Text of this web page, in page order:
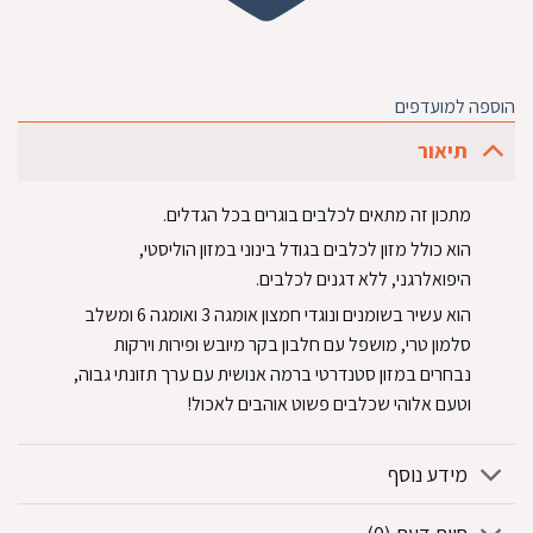
הוספה למועדפים
תיאור
‏מתכון זה מתאים לכלבים בוגרים בכל הגדלים.‏
‏הוא כולל מזון לכלבים בגודל בינוני במזון הוליסטי,
היפואלרגני, ללא דגנים לכלבים.‏
‏הוא עשיר בשומנים ונוגדי חמצון אומגה 3 ואומגה 6 ומשלב
סלמון טרי, מושפל עם חלבון בקר מיובש ופירות וירקות
נבחרים במזון סטנדרטי ברמה אנושית עם ערך תזונתי גבוה,
וטעם אלוהי שכלבים פשוט אוהבים לאכול!‏
מידע נוסף